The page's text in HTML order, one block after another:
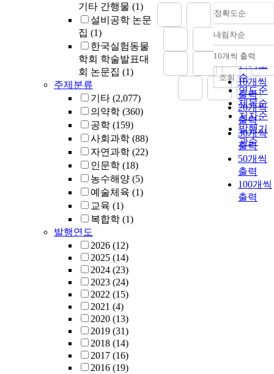
기타 간행물 (1)
설비공학 논문
집 (1)
한국실험동물
학회 학술발표대
회 논문집 (1)
주제분류
기타 (2,077)
의약학 (360)
공학 (159)
사회과학 (88)
자연과학 (22)
인문학 (18)
농수해양 (5)
예술체육 (1)
교육 (1)
복합학 (1)
발행연도
2026 (12)
2025 (14)
2024 (23)
2023 (24)
2022 (15)
2021 (4)
2020 (13)
2019 (31)
2018 (14)
2017 (16)
2016 (19)
정확도순
정확도
순
인기도
순
연도순
제목순
저자순
발행기
관순
내림차순
내림차
10개씩 출력
10개씩
출력
20개씩
출력
30개씩
출력
50개씩
출력
100개씩
출력
조회